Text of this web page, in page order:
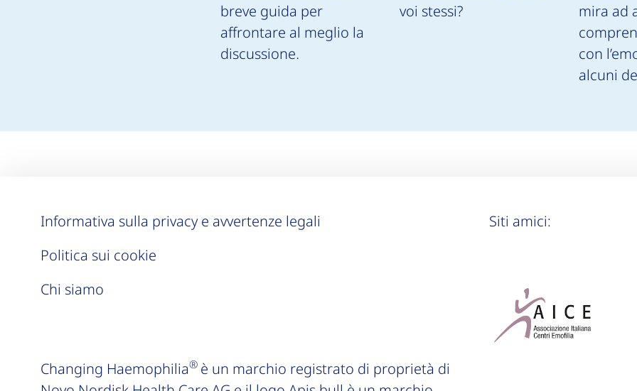
breve guida per
affrontare al meglio la
discussione.
voi stessi?
mira ad
con
alcuni
Informativa sulla privacy e avvertenze legali
Politica sui cookie
Chi siamo
Changing Haemophilia® è un marchio registrato di proprietà di
Siti amici: